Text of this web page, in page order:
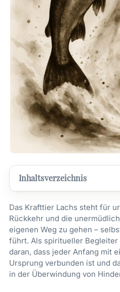
Inhaltsverzeichnis
Das Krafttier Lachs steht für
Rückkehr und die
eigenen Weg zu gehen –
führt. Als spiritueller
daran, dass jeder Anfang mit
Ursprung verbunden ist und
in der Überwindung von